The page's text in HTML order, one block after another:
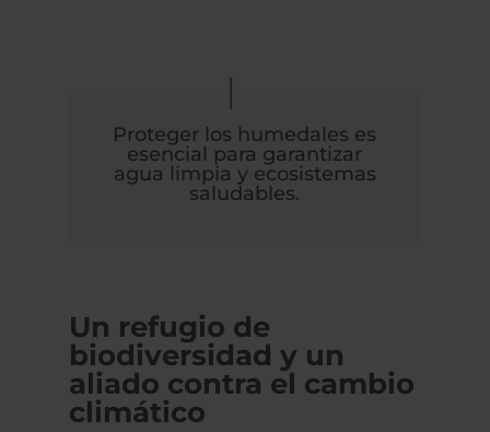
Proteger los humedales es
esencial para garantizar
agua limpia y ecosistemas
saludables.
Un refugio de
biodiversidad y un
aliado contra el cambio
climático